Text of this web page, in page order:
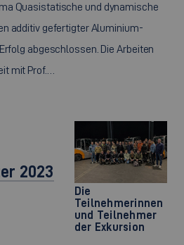
Quasistatische und dynamische
additiv gefertigter Aluminium-
abgeschlossen. Die Arbeiten
mit Prof.…
Die
Teilnehmerinnen
und Teilnehmer
der Exkursion
2023